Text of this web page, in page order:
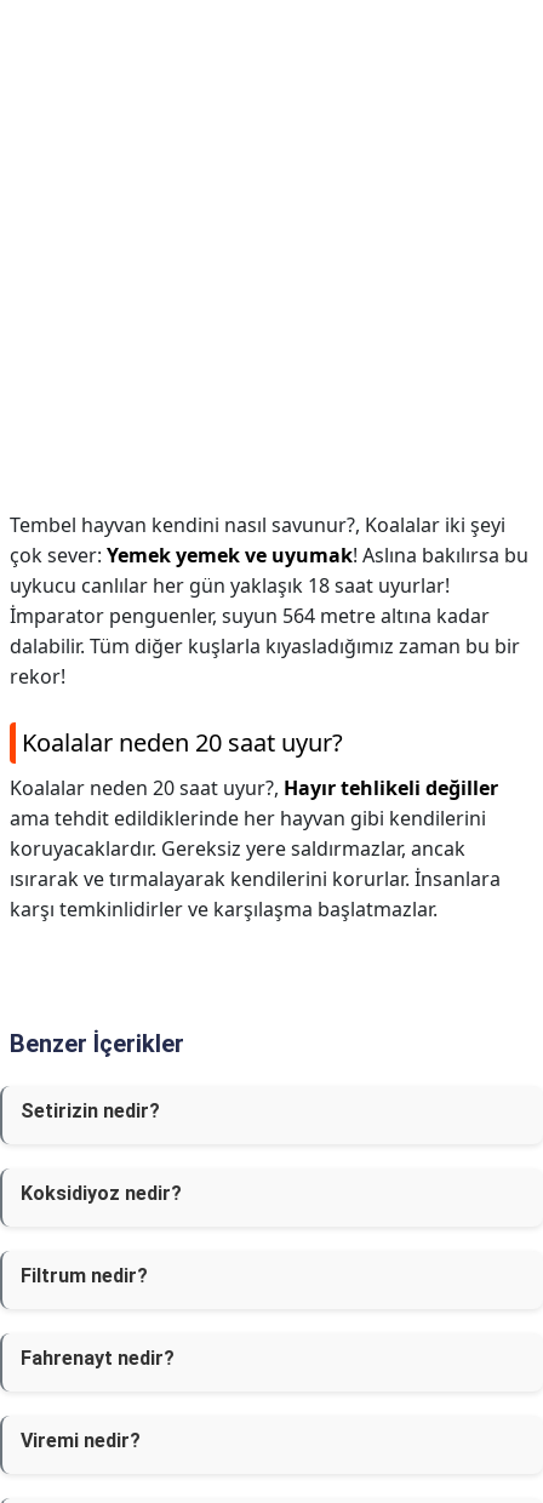
Tembel hayvan kendini nasıl savunur?, Koalalar iki şeyi
çok sever: Yemek yemek ve uyumak! Aslına bakılırsa bu
uykucu canlılar her gün yaklaşık 18 saat uyurlar!
İmparator penguenler, suyun 564 metre altına kadar
dalabilir. Tüm diğer kuşlarla kıyasladığımız zaman bu bir
rekor!
Koalalar neden 20 saat uyur?
Koalalar neden 20 saat uyur?, Hayır tehlikeli değiller
ama tehdit edildiklerinde her hayvan gibi kendilerini
koruyacaklardır. Gereksiz yere saldırmazlar, ancak
ısırarak ve tırmalayarak kendilerini korurlar. İnsanlara
karşı temkinlidirler ve karşılaşma başlatmazlar.
Benzer İçerikler
Setirizin nedir?
Koksidiyoz nedir?
Filtrum nedir?
Fahrenayt nedir?
Viremi nedir?